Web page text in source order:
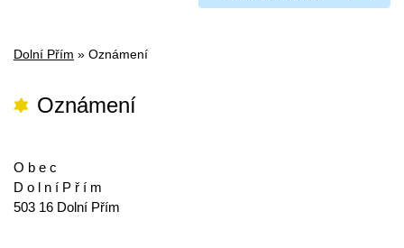
Dolní Přím » Oznámení
Oznámení
O b e c
D o l n í P ř í m
503 16 Dolní Přím